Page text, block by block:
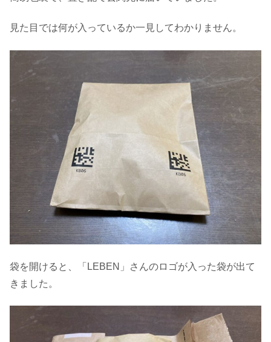
見た目では何が入っているか一見してわかりません。
袋を開けると、「LEBEN」さんのロゴが入った袋が出て
きました。